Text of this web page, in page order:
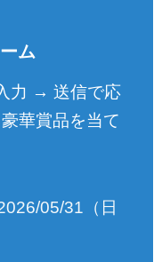
ム
力 → 送信で応
華賞品を当て
05/31（日